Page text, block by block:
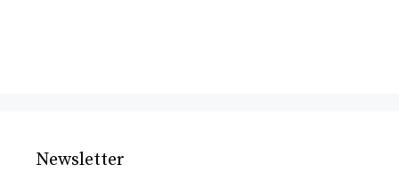
Newsletter